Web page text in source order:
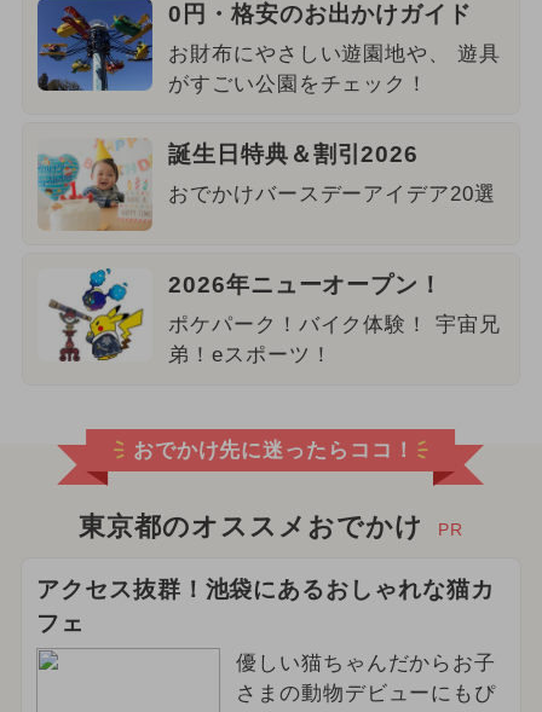
0円・格安のお出かけガイド
お財布にやさしい遊園地や、 遊具
がすごい公園をチェック！
誕生日特典＆割引2026
おでかけバースデーアイデア20選
2026年ニューオープン！
ポケパーク！バイク体験！ 宇宙兄
弟！eスポーツ！
おでかけ先に迷ったらココ！
東京都のオススメおでかけ PR
アクセス抜群！池袋にあるおしゃれな猫カ
フェ
優しい猫ちゃんだからお子
さまの動物デビューにもぴ